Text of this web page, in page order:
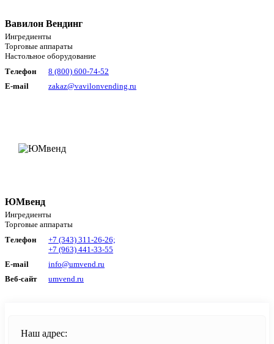
Вавилон Вендинг
Ингредиенты
Торговые аппараты
Настольное оборудование
Телефон
8 (800) 600-74-52
E-mail
zakaz@vavilonvending.ru
ЮМвенд
Ингредиенты
Торговые аппараты
Телефон
+7 (343) 311-26-26;
+7 (963) 441-33-55
E-mail
info@umvend.ru
Веб-сайт
umvend.ru
Наш адрес: